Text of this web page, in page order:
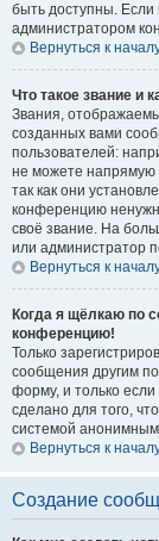
быть доступны. Если
администратором
Вернуться к
Что такое звание и
Звания,
созданных вами
пользователей:
не можете напрямую
так как они
конференцию
своё звание. На
или администратор
Вернуться к
Когда я щёлкаю по
конференцию!
Только
сообщения другим
форму, и только
сделано для того,
системой
Вернуться к
Создание